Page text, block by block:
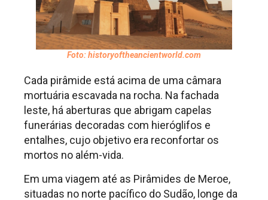
Foto: historyoftheancientworld.com
Cada pirâmide está acima de uma câmara
mortuária escavada na rocha. Na fachada
leste, há aberturas que abrigam capelas
funerárias decoradas com hieróglifos e
entalhes, cujo objetivo era reconfortar os
mortos no além-vida.
Em uma viagem até as Pirâmides de Meroe,
situadas no norte pacífico do Sudão, longe da